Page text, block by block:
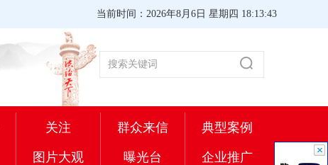
当前时间：2026年8月6日 星期四 18:13:43
关注 群众来信 典型案例
图片大观 曝光台 企业推广